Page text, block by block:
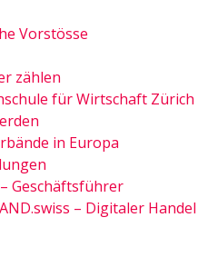
Vorstösse
zählen
für Wirtschaft Zürich
in Europa
Geschäftsführer
– Digitaler Handel